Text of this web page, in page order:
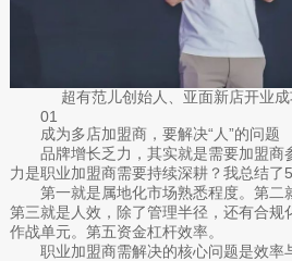
超有范儿创始人、亚面新店开业
01
成为多店加盟商，要解决“人”的问题
品牌增长乏力，其实就是需要加盟商
力是职业加盟商需要持续深耕？我总结了5
第一就是属地化市场熟悉程度。第二
第三就是人效，除了管理半径，还有合规
作战单元。第五资金杠杆效率。
职业加盟商需解决的核心问题是效率